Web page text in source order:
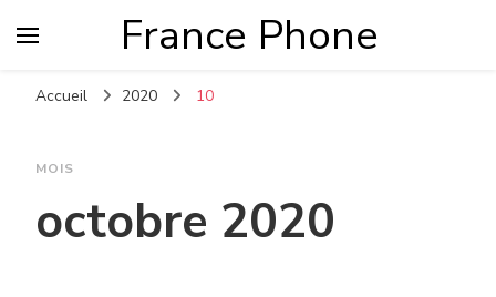
France Phone
Accueil 2020 10
MOIS
octobre 2020